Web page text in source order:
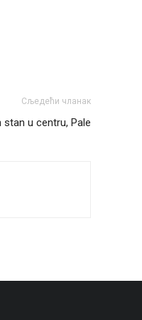
Сљедећи чланак
u centru, Pale